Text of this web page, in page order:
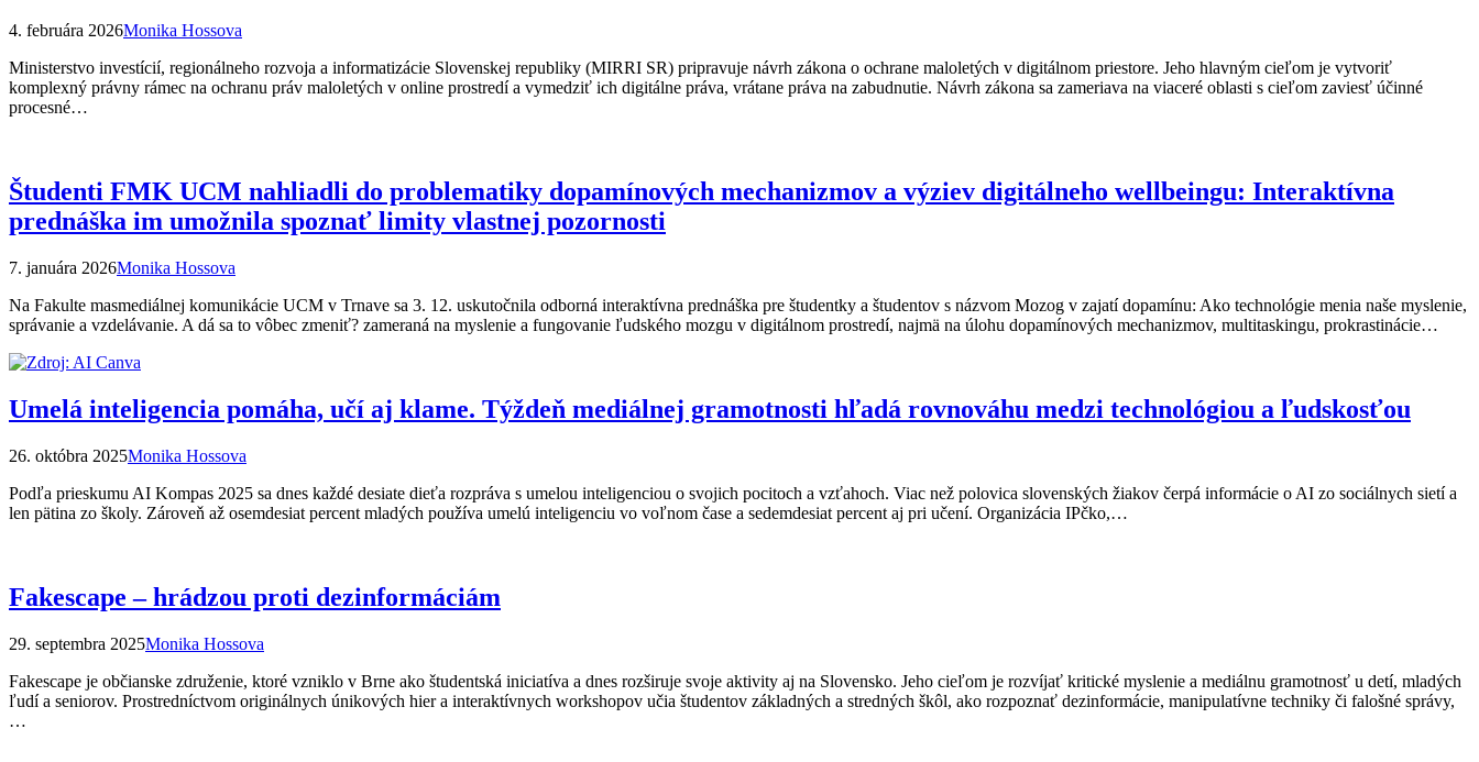
4. februára 2026Monika Hossova
Ministerstvo investícií, regionálneho rozvoja a informatizácie Slovenskej republiky (MIRRI SR) pripravuje návrh zákona o ochrane maloletých v digitálnom priestore. Jeho hlavným cieľom je vytvoriť
komplexný právny rámec na ochranu práv maloletých v online prostredí a vymedziť ich digitálne práva, vrátane práva na zabudnutie. Návrh zákona sa zameriava na viaceré oblasti s cieľom zaviesť účinné
procesné…
Študenti FMK UCM nahliadli do problematiky dopamínových mechanizmov a výziev digitálneho wellbeingu: Interaktívna
prednáška im umožnila spoznať limity vlastnej pozornosti
7. januára 2026Monika Hossova
Na Fakulte masmediálnej komunikácie UCM v Trnave sa 3. 12. uskutočnila odborná interaktívna prednáška pre študentky a študentov s názvom Mozog v zajatí dopamínu: Ako technológie menia naše myslenie,
správanie a vzdelávanie. A dá sa to vôbec zmeniť? zameraná na myslenie a fungovanie ľudského mozgu v digitálnom prostredí, najmä na úlohu dopamínových mechanizmov, multitaskingu, prokrastinácie…
Umelá inteligencia pomáha, učí aj klame. Týždeň mediálnej gramotnosti hľadá rovnováhu medzi technológiou a ľudskosťou
26. októbra 2025Monika Hossova
Podľa prieskumu AI Kompas 2025 sa dnes každé desiate dieťa rozpráva s umelou inteligenciou o svojich pocitoch a vzťahoch. Viac než polovica slovenských žiakov čerpá informácie o AI zo sociálnych sietí a
len pätina zo školy. Zároveň až osemdesiat percent mladých používa umelú inteligenciu vo voľnom čase a sedemdesiat percent aj pri učení. Organizácia IPčko,…
Fakescape – hrádzou proti dezinformáciám
29. septembra 2025Monika Hossova
Fakescape je občianske združenie, ktoré vzniklo v Brne ako študentská iniciatíva a dnes rozširuje svoje aktivity aj na Slovensko. Jeho cieľom je rozvíjať kritické myslenie a mediálnu gramotnosť u detí, mladých
ľudí a seniorov. Prostredníctvom originálnych únikových hier a interaktívnych workshopov učia študentov základných a stredných škôl, ako rozpoznať dezinformácie, manipulatívne techniky či falošné správy,
…